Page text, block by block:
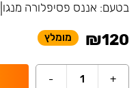
בטעם: אננס פסיפלורה מנגו
₪120 מומלץ
+
1
-